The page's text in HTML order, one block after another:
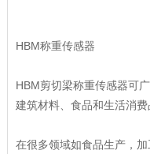
HBM称重传感器
HBM剪切梁称重传感器可
建筑材料、食品和生活消费
在很多领域如食品生产，